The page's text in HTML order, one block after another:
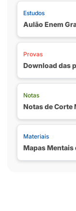
Estudos
Aulão Enem
Provas
Download das
Notas
Notas de Corte
Materiais
Mapas Mentais